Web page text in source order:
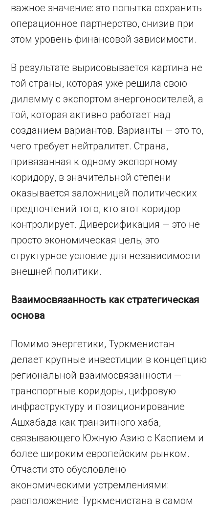
важное значение: это попытка сохранить
операционное партнерство, снизив при
этом уровень финансовой зависимости.
В результате вырисовывается картина не
той страны, которая уже решила свою
дилемму с экспортом энергоносителей, а
той, которая активно работает над
созданием вариантов. Варианты — это то,
чего требует нейтралитет. Страна,
привязанная к одному экспортному
коридору, в значительной степени
оказывается заложницей политических
предпочтений того, кто этот коридор
контролирует. Диверсификация — это не
просто экономическая цель; это
структурное условие для независимости
внешней политики.
Взаимосвязанность как стратегическая
основа
Помимо энергетики, Туркменистан
делает крупные инвестиции в концепцию
региональной взаимосвязанности —
транспортные коридоры, цифровую
инфраструктуру и позиционирование
Ашхабада как транзитного хаба,
связывающего Южную Азию с Каспием и
более широким европейским рынком.
Отчасти это обусловлено
экономическими устремлениями:
расположение Туркменистана в самом